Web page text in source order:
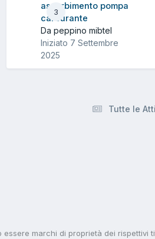
3
assorbimento pompa
carburante
Da peppino mibtel
Iniziato 7 Settembre
2025
Tutte le
marchi di proprietà dei rispettivi